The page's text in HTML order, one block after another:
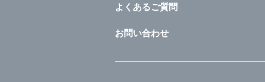
よくあるご質問
お問い合わせ